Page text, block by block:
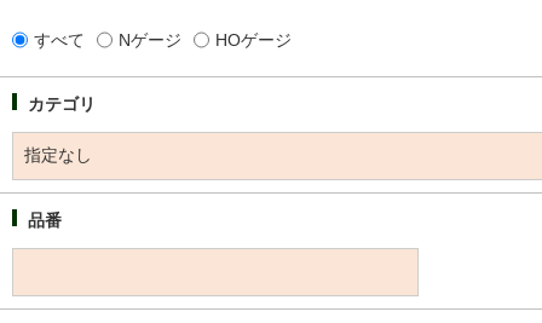
すべて Nゲージ HOゲージ
カテゴリ
品番